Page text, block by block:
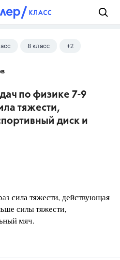
8 класс +2
по физике 7-9
тяжести,
диск и
сила тяжести, действующая
силы тяжести,
мяч.